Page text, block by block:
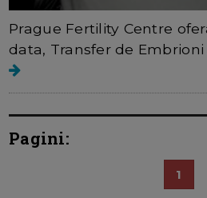
Prague Fertility Centre
data, Transfer de Embrioni
Pagini:
1